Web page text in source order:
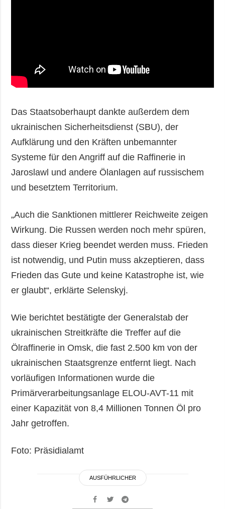
Das Staatsoberhaupt dankte außerdem dem
ukrainischen Sicherheitsdienst (SBU), der
Aufklärung und den Kräften unbemannter
Systeme für den Angriff auf die Raffinerie in
Jaroslawl und andere Ölanlagen auf russischem
und besetztem Territorium.
„Auch die Sanktionen mittlerer Reichweite zeigen
Wirkung. Die Russen werden noch mehr spüren,
dass dieser Krieg beendet werden muss. Frieden
ist notwendig, und Putin muss akzeptieren, dass
Frieden das Gute und keine Katastrophe ist, wie
er glaubt“, erklärte Selenskyj.
Wie berichtet bestätigte der Generalstab der
ukrainischen Streitkräfte die Treffer auf die
Ölraffinerie in Omsk, die fast 2.500 km von der
ukrainischen Staatsgrenze entfernt liegt. Nach
vorläufigen Informationen wurde die
Primärverarbeitungsanlage ELOU-AVT-11 mit
einer Kapazität von 8,4 Millionen Tonnen Öl pro
Jahr getroffen.
Foto: Präsidialamt
AUSFÜHRLICHER